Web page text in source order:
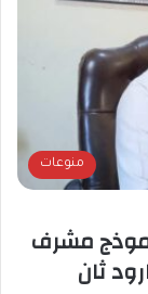
منوعات
نموذج مشرف
ثان